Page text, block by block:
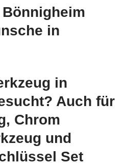
in
in
Auch für
Chrom
und
Set